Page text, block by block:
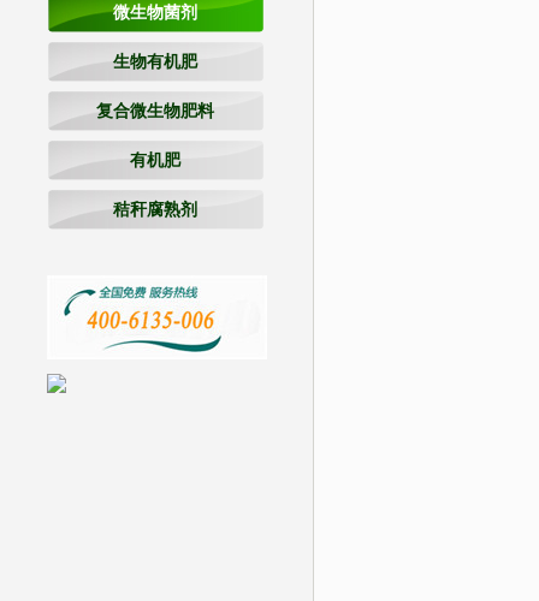
微生物菌剂
生物有机肥
复合微生物肥料
有机肥
秸秆腐熟剂